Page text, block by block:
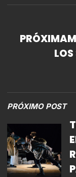
PRÓXIMO POST